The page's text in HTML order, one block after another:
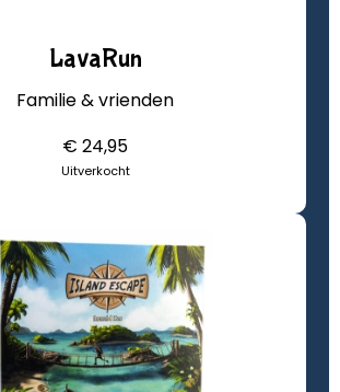
LavaRun
Familie & vrienden
€ 24,95
Uitverkocht